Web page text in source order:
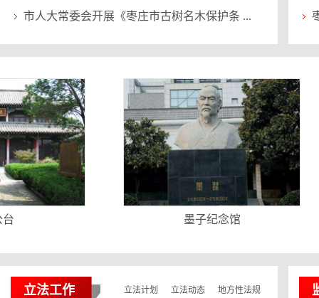
市人大常委会开展《枣庄市古树名木保护条 ...
墨子纪念馆
立法工作 地方性法规
立法动态
立法计划